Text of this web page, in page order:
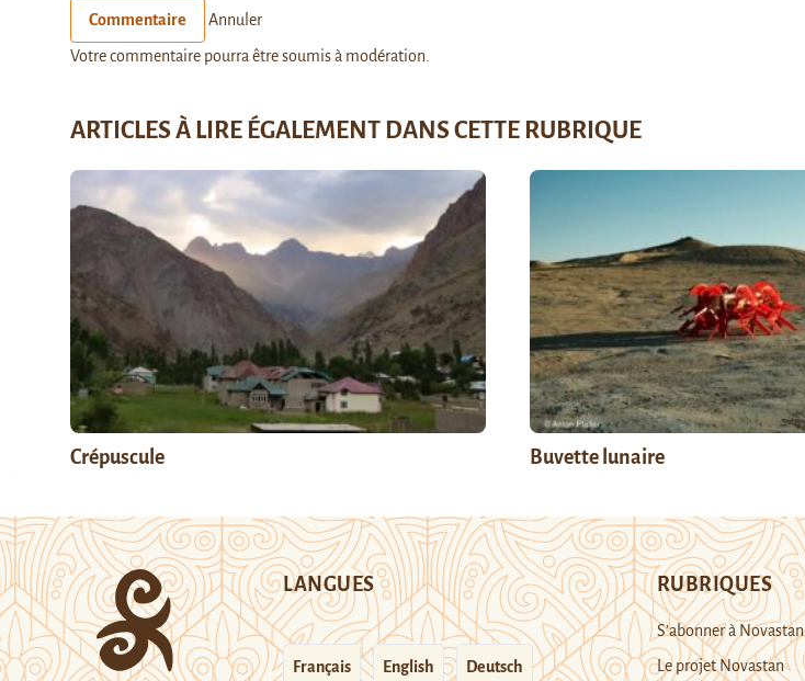
Commentaire Annuler
Votre commentaire pourra être soumis à modération.
ARTICLES À LIRE ÉGALEMENT DANS CETTE RUBRIQUE
Crépuscule Buvette lunaire
LANGUES
Français English Deutsch
RUBRIQUES
S’abonner à Novastan
Le projet Novastan